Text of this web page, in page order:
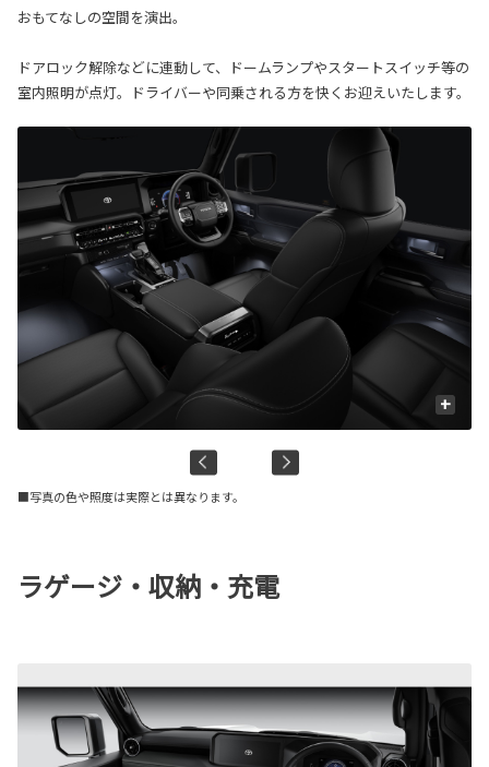
おもてなしの空間を演出。
ドアロック解除などに連動して、ドームランプやスタートスイッチ等の
室内照明が点灯。ドライバーや同乗される方を快くお迎えいたします。
+
■写真の色や照度は実際とは異なります。
ラゲージ・収納・充電